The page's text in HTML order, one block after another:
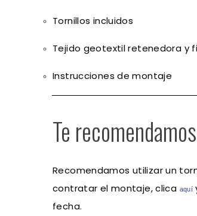
Tornillos incluidos
Tejido geotextil retenedora y
Instrucciones de montaje
Te
Recomendamos utilizar un
contratar el montaje, clica aquí
fecha.